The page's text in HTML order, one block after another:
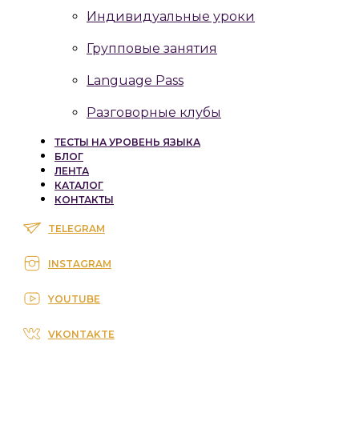
Индивидуальные уроки
Групповые занятия
Language Pass
Разговорные клубы
ТЕСТЫ НА УРОВЕНЬ ЯЗЫКА
БЛОГ
ЛЕНТА
КАТАЛОГ
КОНТАКТЫ
TELEGRAM
INSTAGRAM
YOUTUBE
VKONTAKTE